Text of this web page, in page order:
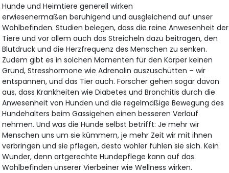
Hunde und Heimtiere generell wirken
erwiesenermaßen beruhigend und ausgleichend auf unser
Wohlbefinden. Studien belegen, dass die reine Anwesenheit der
Tiere und vor allem auch das Streicheln dazu beitragen, den
Blutdruck und die Herzfrequenz des Menschen zu senken.
Zudem gibt es in solchen Momenten für den Körper keinen
Grund, Stresshormone wie Adrenalin auszuschütten – wir
entspannen, und das Tier auch. Forscher gehen sogar davon
aus, dass Krankheiten wie Diabetes und Bronchitis durch die
Anwesenheit von Hunden und die regelmäßige Bewegung des
Hundehalters beim Gassigehen einen besseren Verlauf
nehmen. Und was die Hunde selbst betrifft: Je mehr wir
Menschen uns um sie kümmern, je mehr Zeit wir mit ihnen
verbringen und sie pflegen, desto wohler fühlen sie sich. Kein
Wunder, denn artgerechte Hundepflege kann auf das
Wohlbefinden unserer Vierbeiner wie Wellness wirken.